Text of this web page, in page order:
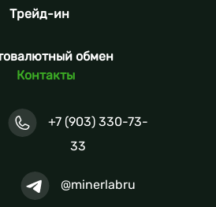
Трейд-ин
обмен
Контакты
+7 (903) 330-73-
33
@minerlabru